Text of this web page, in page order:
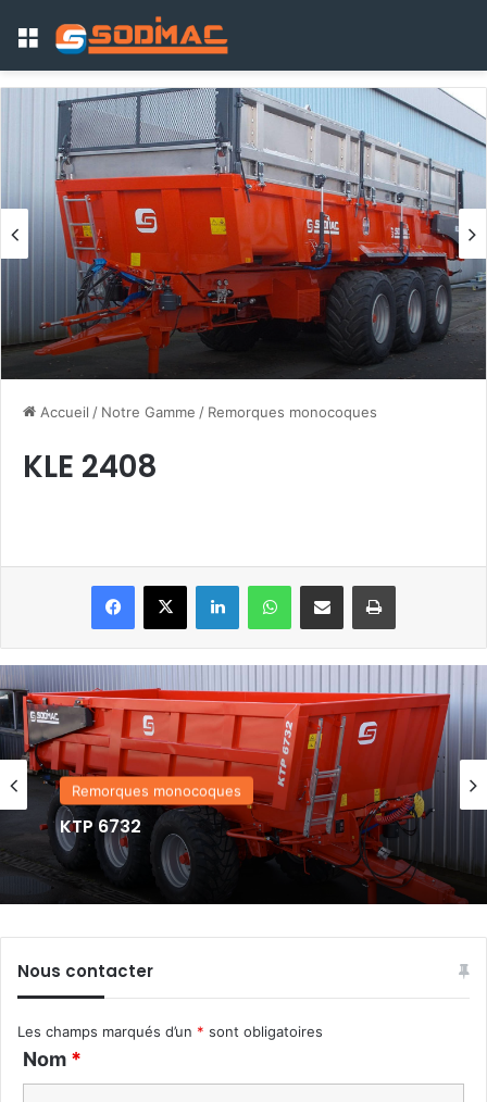
Menu
Accueil / Notre Gamme / Remorques monocoques
KLE 2408
Remorques monocoques
KTP 6732
Nous contacter
Les champs marqués d’un * sont obligatoires
Nom *